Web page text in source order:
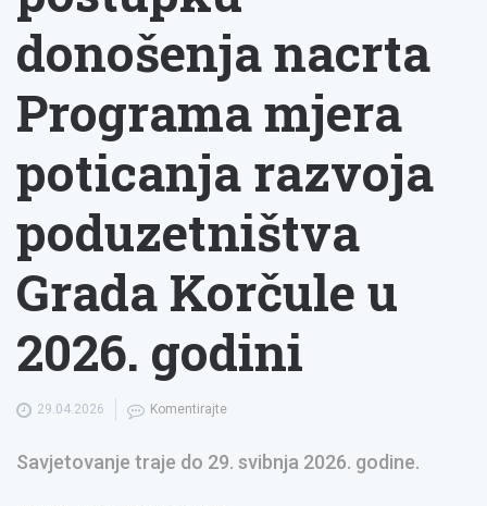
donošenja nacrta
Programa mjera
poticanja razvoja
poduzetništva
Grada Korčule u
2026. godini
29.04.2026 Komentirajte
Savjetovanje traje do 29. svibnja 2026. godine.